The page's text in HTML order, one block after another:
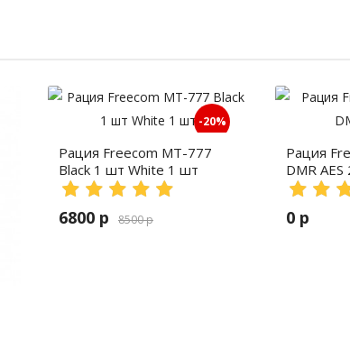
-20%
Рация Freecom MT-777
Black 1 шт White 1 шт
6800 р 8500 р
Рация
DMR AES
0 р